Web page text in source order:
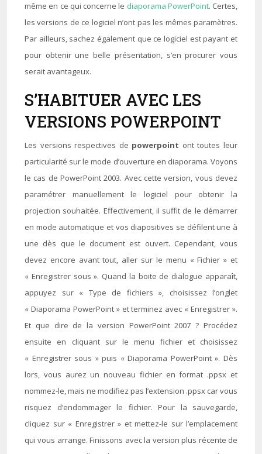
même en ce qui concerne le diaporama PowerPoint. Certes,
les versions de ce logiciel n’ont pas les mêmes paramètres.
Par ailleurs, sachez également que ce logiciel est payant et
pour obtenir une belle présentation, s’en procurer vous
serait avantageux.
S’HABITUER AVEC LES
VERSIONS POWERPOINT
Les versions respectives de powerpoint ont toutes leur
particularité sur le mode d’ouverture en diaporama. Voyons
le cas de PowerPoint 2003. Avec cette version, vous devez
paramétrer manuellement le logiciel pour obtenir la
projection souhaitée. Effectivement, il suffit de le démarrer
en mode automatique et vos diapositives se défilent une à
une dès que le document est ouvert. Cependant, vous
devez encore avant tout, aller sur le menu « Fichier » et
« Enregistrer sous ». Quand la boite de dialogue apparaît,
appuyez sur « Type de fichiers », choisissez l’onglet
« Diaporama PowerPoint » et terminez avec « Enregistrer ».
Et que dire de la version PowerPoint 2007 ? Procédez
ensuite en cliquant sur le menu fichier et choisissez
« Enregistrer sous » puis « Diaporama PowerPoint ». Dès
lors, vous aurez un nouveau fichier en format .ppsx et
nommez-le, mais ne modifiez pas l’extension .ppsx car vous
risquez d’endommager le fichier. Pour la sauvegarde,
cliquez sur « Enregistrer » et mettez-le sur l’emplacement
qui vous arrange. Finissons avec la version plus récente de